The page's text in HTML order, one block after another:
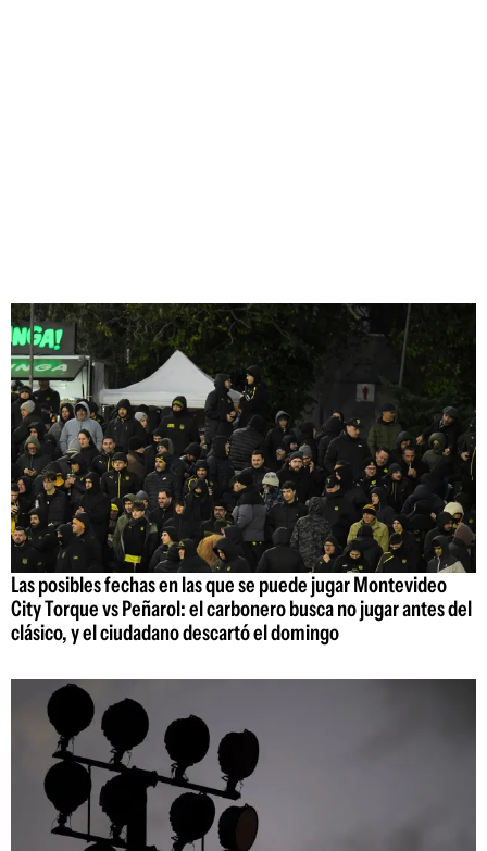
Las posibles fechas en las que se puede jugar Montevideo
City Torque vs Peñarol: el carbonero busca no jugar antes del
clásico, y el ciudadano descartó el domingo